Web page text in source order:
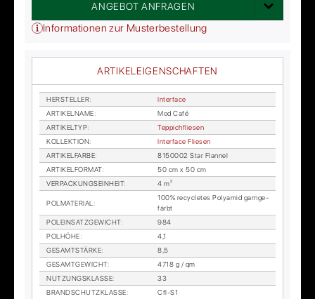
ANGEBOT ANFRAGEN
Informationen zur Musterbestellung
ARTIKELEIGENSCHAFTEN
HER­STEL­LER:
In­ter­face
AR­TI­KEL­NA­ME:
Mod Café
AR­TI­KEL­TYP:
Tep­pich­flie­sen
KOL­LEK­TI­ON:
In­ter­face Flie­sen
AR­TI­KEL­FAR­BE:
8150002 Star Flan­nel
AR­TI­KEL­FOR­MAT:
50 cm x 50 cm
VER­PA­CKUNGS­EIN­HEIT: 4 m²
POL­MA­TE­RI­AL :
100% re­cy­cle­tes Po­ly­amid garn­ge­
färbt
POL­EIN­SATZ­GE­WICHT:
984
POL­HÖ­HE:
4,1
GE­SAMT­STÄR­KE:
8,5
GE­SAMT­GE­WICHT:
4718 g / qm
NUT­ZUNGS­KLAS­SE:
33
BRAND­SCHUTZ­KLAS­SE:
Cfl-S1